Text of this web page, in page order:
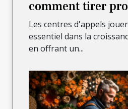
comment tirer
appels entrants
vos ventes ?
Les centres d'appels
essentiel dans la
en offrant un...